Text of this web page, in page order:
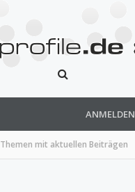
Themen mit aktuellen Beiträgen
ANMELDEN